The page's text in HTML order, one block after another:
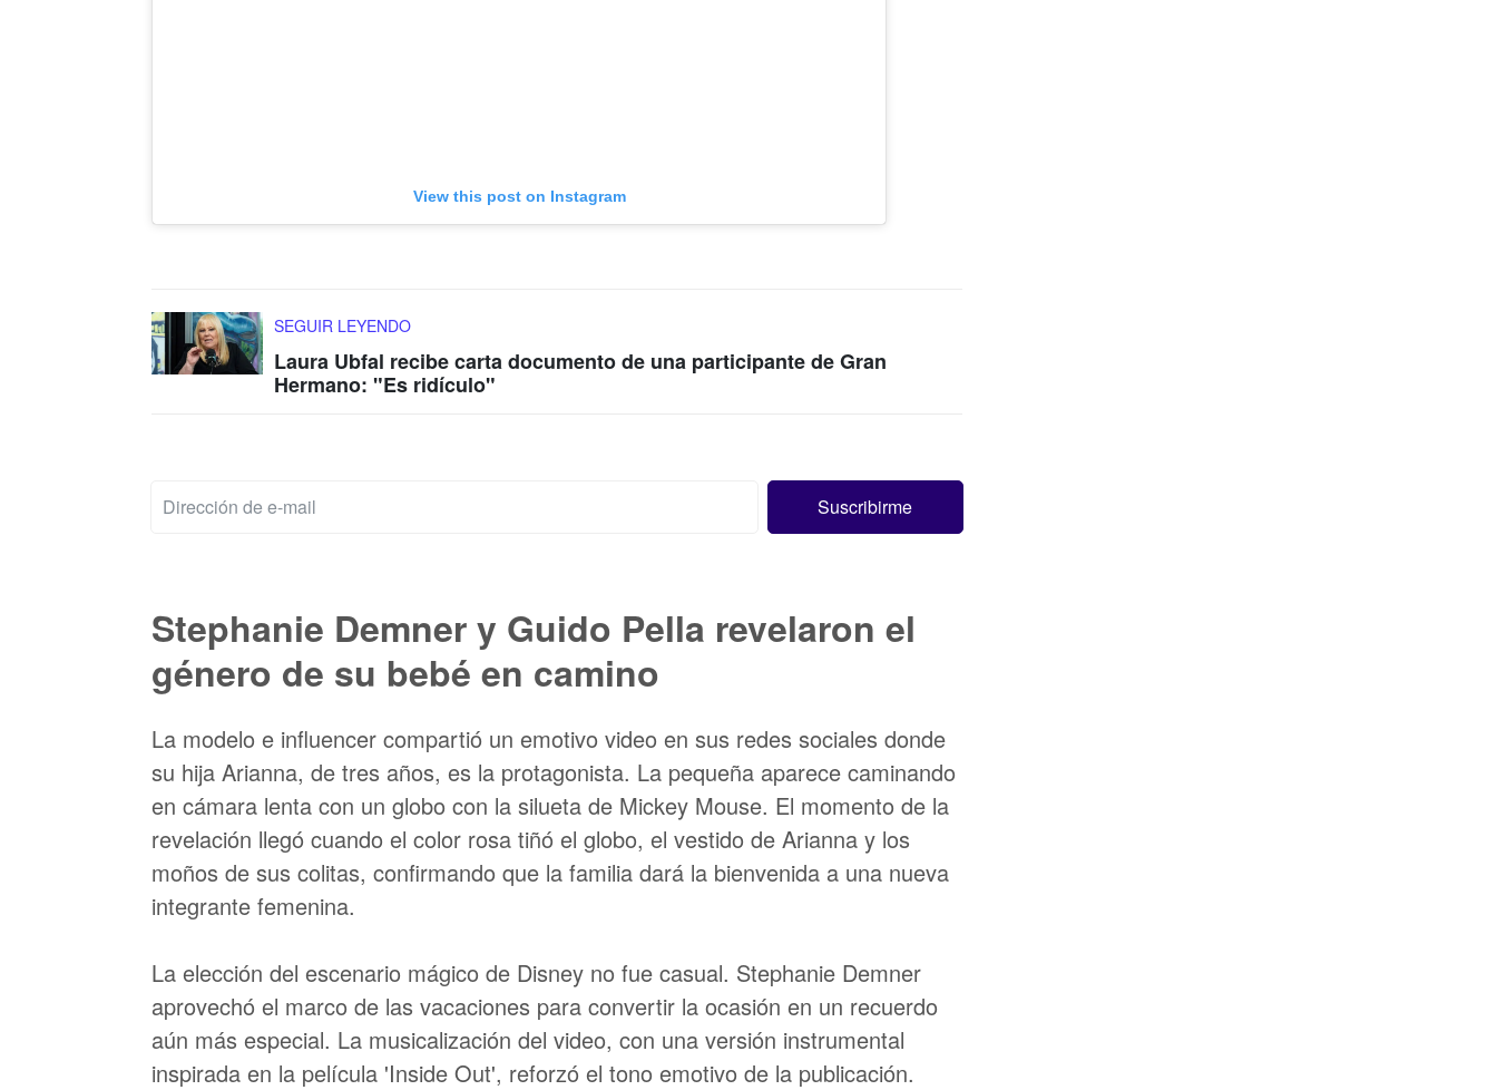
View this post on Instagram
SEGUIR LEYENDO
Laura Ubfal recibe carta documento de una participante de Gran
Hermano: "Es ridículo"
Stephanie Demner y Guido Pella revelaron el
género de su bebé en camino
La modelo e influencer compartió un emotivo video en sus redes sociales donde
su hija Arianna, de tres años, es la protagonista. La pequeña aparece caminando
en cámara lenta con un globo con la silueta de Mickey Mouse. El momento de la
revelación llegó cuando el color rosa tiñó el globo, el vestido de Arianna y los
moños de sus colitas, confirmando que la familia dará la bienvenida a una nueva
integrante femenina.
La elección del escenario mágico de Disney no fue casual. Stephanie Demner
aprovechó el marco de las vacaciones para convertir la ocasión en un recuerdo
aún más especial. La musicalización del video, con una versión instrumental
inspirada en la película 'Inside Out', reforzó el tono emotivo de la publicación.